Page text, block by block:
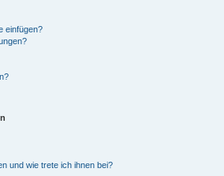
einfügen?
und wie trete ich ihnen bei?